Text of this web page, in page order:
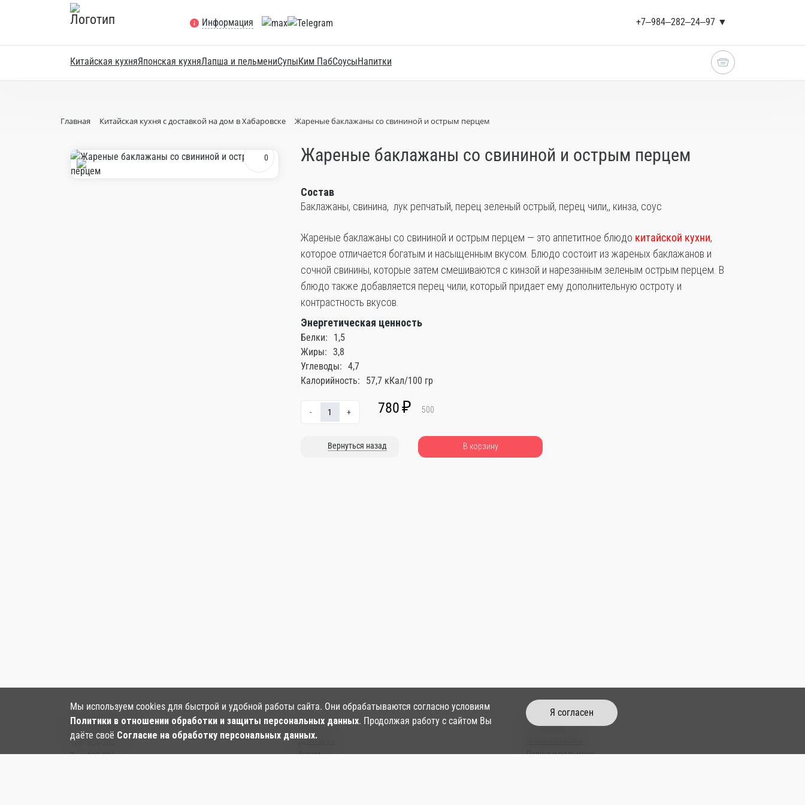
Информация +7‒984‒282‒24‒97 ▼
Китайская кухняЯпонская кухняЛапша и пельмениСупыКим ПабСоусыНапитки
Главная Китайская кухня с доставкой на дом в Хабаровске Жареные баклажаны со свининой и острым перцем
Жареные баклажаны со свининой и острым перцем
Состав
Баклажаны, свинина, лук репчатый, перец зеленый острый, перец чили,, кинза, соус
Жареные баклажаны со свининой и острым перцем — это аппетитное блюдо китайской кухни,
которое отличается богатым и насыщенным вкусом. Блюдо состоит из жареных баклажанов и
сочной свинины, которые затем смешиваются с кинзой и нарезанным зеленым острым перцем. В
блюдо также добавляется перец чили, который придает ему дополнительную остроту и
контрастность вкусов.
Энергетическая ценность
Белки:
1,5
Жиры: 3,8
Углеводы: 4,7
Калорийность:
57,7 кКал/100 гр
- + 780 ₽ 500
Вернуться назад В корзину
0
Наши контакты:
Тел:
Тел: 412-006
О нас
Доставка
Акции
Китайская кухня
Лапша и пельмени
Мы используем cookies для быстрой и удобной работы сайта. Они обрабатываются согласно условиям
Политики в отношении обработки и защиты персональных данных. Продолжая работу с сайтом Вы
даёте своё Согласие на обработку персональных данных.
Я согласен